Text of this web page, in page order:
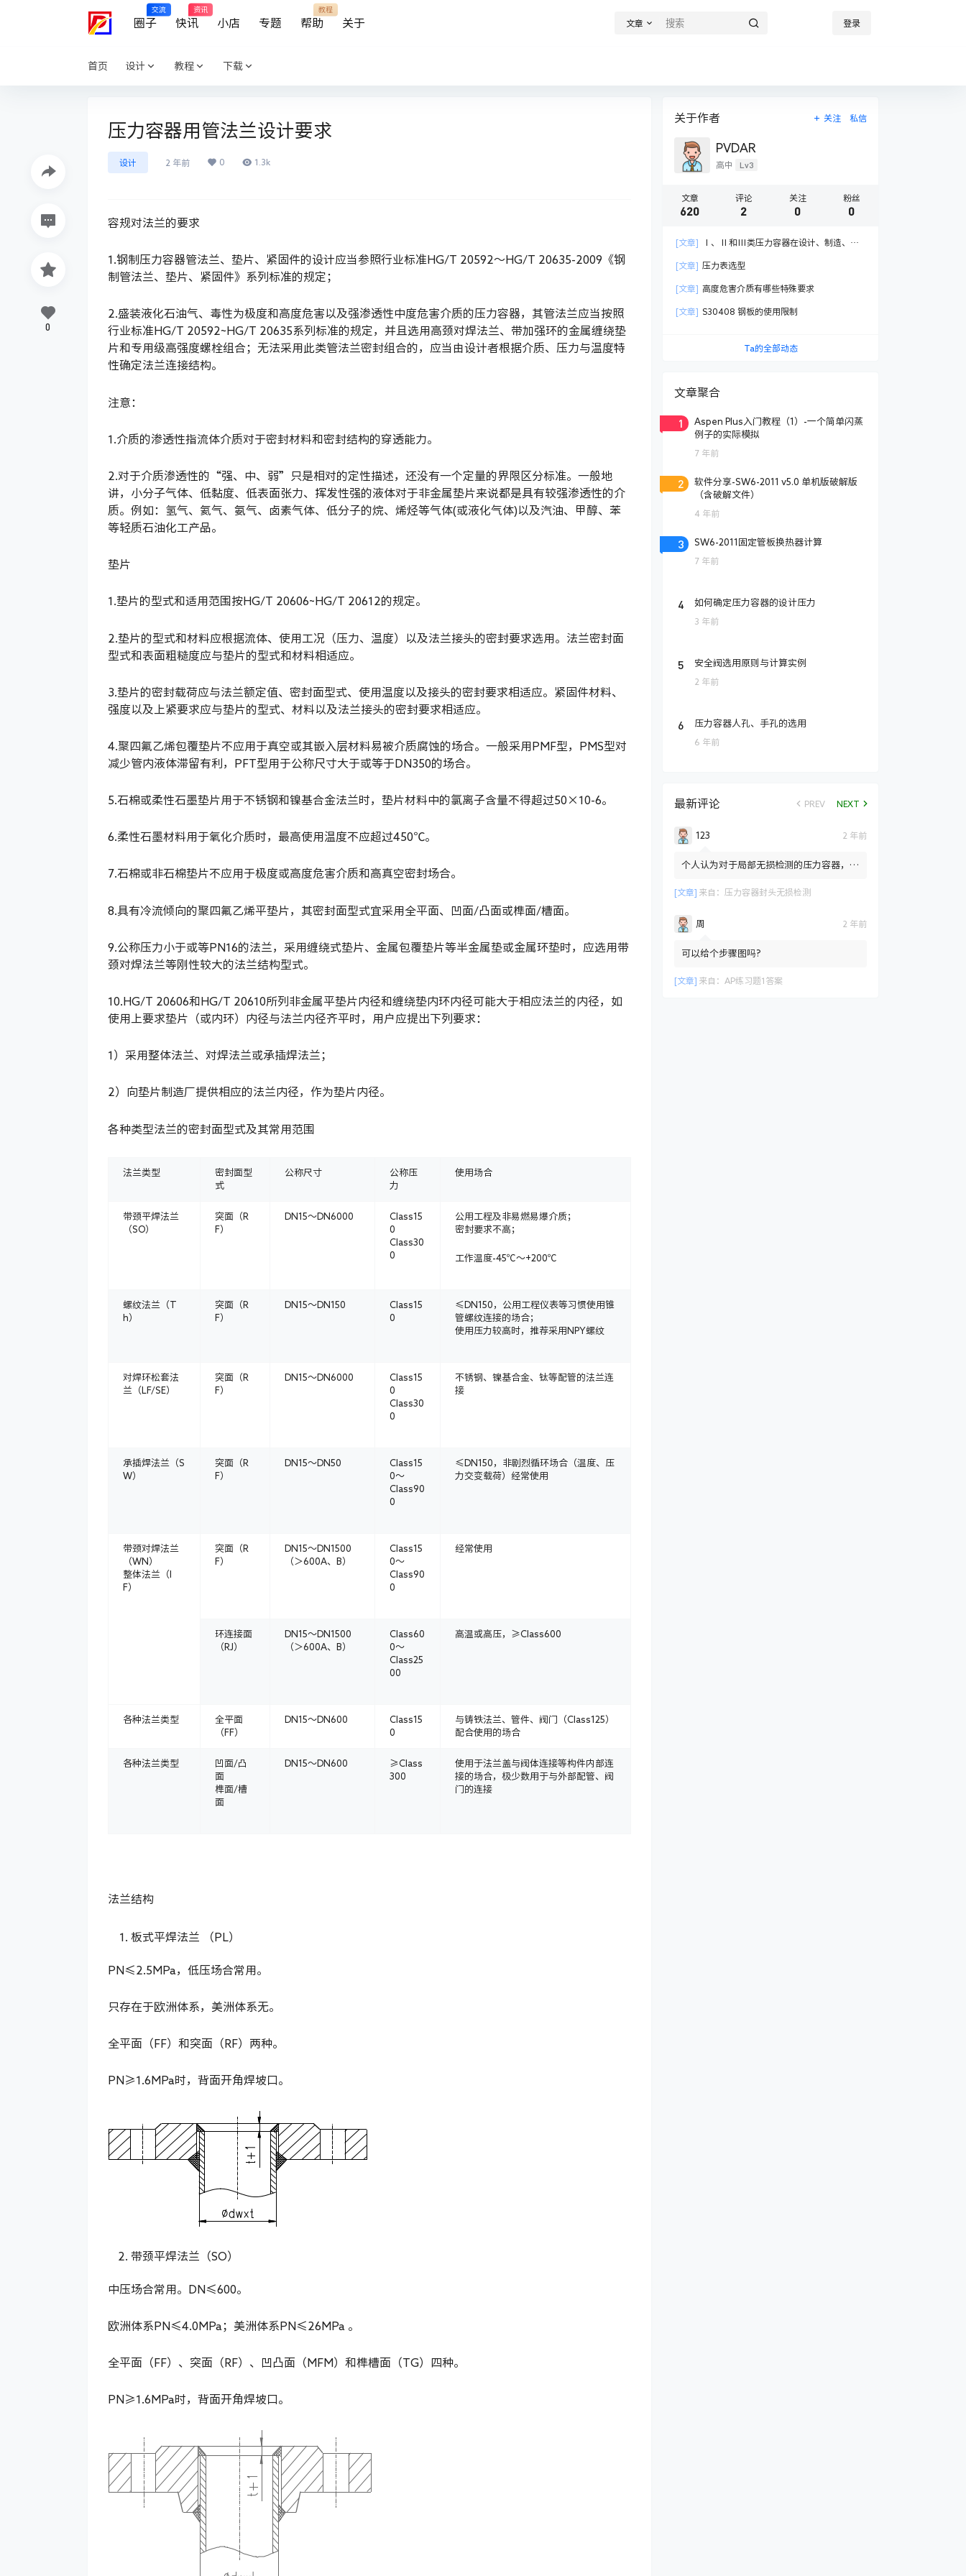
圈子
交流
快讯
资讯
小店 专题 帮助
教程
关于 文章 登录
首页 设计 教程 下载
压力容器用管法兰设计要求
设计 2 年前 0 1.3k
容规对法兰的要求
1.钢制压力容器管法兰、垫片、紧固件的设计应当参照行业标准HG/T 20592～HG/T 20635-2009《钢
制管法兰、垫片、紧固件》系列标准的规定；
2.盛装液化石油气、毒性为极度和高度危害以及强渗透性中度危害介质的压力容器，其管法兰应当按照
行业标准HG/T 20592~HG/T 20635系列标准的规定，并且选用高颈对焊法兰、带加强环的金属缠绕垫
片和专用级高强度螺栓组合；无法采用此类管法兰密封组合的，应当由设计者根据介质、压力与温度特
性确定法兰连接结构。
注意：
1.介质的渗透性指流体介质对于密封材料和密封结构的穿透能力。
2.对于介质渗透性的“强、中、弱”只是相对的定性描述，还没有一个定量的界限区分标准。一般地
讲，小分子气体、低黏度、低表面张力、挥发性强的液体对于非金属垫片来说都是具有较强渗透性的介
质。例如：氢气、氦气、氨气、卤素气体、低分子的烷、烯烃等气体(或液化气体)以及汽油、甲醇、苯
等轻质石油化工产品。
垫片
1.垫片的型式和适用范围按HG/T 20606~HG/T 20612的规定。
2.垫片的型式和材料应根据流体、使用工况（压力、温度）以及法兰接头的密封要求选用。法兰密封面
型式和表面粗糙度应与垫片的型式和材料相适应。
3.垫片的密封载荷应与法兰额定值、密封面型式、使用温度以及接头的密封要求相适应。紧固件材料、
强度以及上紧要求应与垫片的型式、材料以及法兰接头的密封要求相适应。
4.聚四氟乙烯包覆垫片不应用于真空或其嵌入层材料易被介质腐蚀的场合。一般采用PMF型，PMS型对
减少管内液体滞留有利，PFT型用于公称尺寸大于或等于DN350的场合。
5.石棉或柔性石墨垫片用于不锈钢和镍基合金法兰时，垫片材料中的氯离子含量不得超过50×10-6。
6.柔性石墨材料用于氧化介质时，最高使用温度不应超过450℃。
7.石棉或非石棉垫片不应用于极度或高度危害介质和高真空密封场合。
8.具有冷流倾向的聚四氟乙烯平垫片，其密封面型式宜采用全平面、凹面/凸面或榫面/槽面。
9.公称压力小于或等PN16的法兰，采用缠绕式垫片、金属包覆垫片等半金属垫或金属环垫时，应选用带
颈对焊法兰等刚性较大的法兰结构型式。
10.HG/T 20606和HG/T 20610所列非金属平垫片内径和缠绕垫内环内径可能大于相应法兰的内径，如
使用上要求垫片（或内环）内径与法兰内径齐平时，用户应提出下列要求：
1）采用整体法兰、对焊法兰或承插焊法兰；
2）向垫片制造厂提供相应的法兰内径，作为垫片内径。
各种类型法兰的密封面型式及其常用范围
法兰类型
密封面型
式
公称尺寸
公称压
力
使用场合
带颈平焊法兰
（SO）
突面（R
F）
DN15～DN6000
Class15
0
Class30
0
公用工程及非易燃易爆介质；
密封要求不高；
工作温度-45℃～+200℃
螺纹法兰（T
h）
突面（R
F）
DN15～DN150
Class15
0
≤DN150，公用工程仪表等习惯使用锥
管螺纹连接的场合；
使用压力较高时，推荐采用NPY螺纹
对焊环松套法
兰（LF/SE）
突面（R
F）
DN15～DN6000
Class15
0
Class30
0
不锈钢、镍基合金、钛等配管的法兰连
接
承插焊法兰（S
W）
突面（R
F）
DN15～DN50
Class15
0～
Class90
0
≤DN150，非剧烈循环场合（温度、压
力交变载荷）经常使用
带颈对焊法兰
（WN）
整体法兰（I
F）
突面（R
F）
DN15～DN1500
（＞600A、B）
Class15
0～
Class90
0
经常使用
环连接面
（RJ）
DN15～DN1500
（＞600A、B）
Class60
0～
Class25
00
高温或高压，≥Class600
各种法兰类型
全平面
（FF）
DN15～DN600
Class15
0
与铸铁法兰、管件、阀门（Class125）
配合使用的场合
各种法兰类型
凹面/凸
面
榫面/槽
面
DN15～DN600
≥Class
300
使用于法兰盖与阀体连接等构件内部连
接的场合，极少数用于与外部配管、阀
门的连接
法兰结构
板式平焊法兰 （PL）
PN≤2.5MPa，低压场合常用。
只存在于欧洲体系，美洲体系无。
全平面（FF）和突面（RF）两种。
PN≥1.6MPa时，背面开角焊坡口。
带颈平焊法兰（SO）
中压场合常用。DN≤600。
欧洲体系PN≤4.0MPa；美洲体系PN≤26MPa 。
全平面（FF）、突面（RF）、凹凸面（MFM）和榫槽面（TG）四种。
PN≥1.6MPa时，背面开角焊坡口。
0
关于作者 关注 私信
PVDAR
高中 Lv3
文章
620
评论
2
关注
0
粉丝
0
[文章]
Ⅰ、Ⅱ和Ⅲ类压力容器在设计、制造、检
[文章] 压力表选型
[文章] 高度危害介质有哪些特殊要求
[文章] S30408 钢板的使用限制
Ta的全部动态
文章聚合
1
Aspen Plus入门教程（1）-一个简单闪蒸
例子的实际模拟
7 年前
2
软件分享-SW6-2011 v5.0 单机版破解版
（含破解文件）
4 年前
3 SW6-2011固定管板换热器计算
7 年前
4 如何确定压力容器的设计压力
3 年前
5 安全阀选用原则与计算实例
2 年前
6 压力容器人孔、手孔的选用
6 年前
最新评论 PREV NEXT
123 2 年前
个人认为对于局部无损检测的压力容器，标
部位进行100%的RT检测...
[文章] 来自： 压力容器封头无损检测
周 2 年前
可以给个步骤图吗?
[文章] 来自： AP练习题1答案